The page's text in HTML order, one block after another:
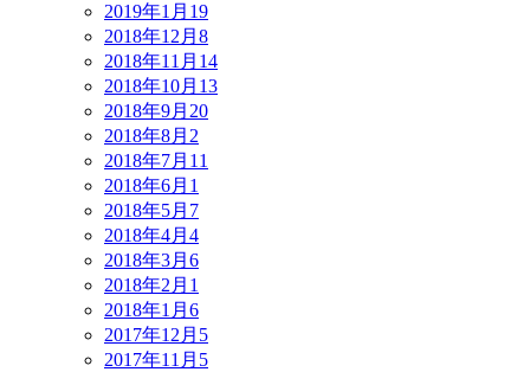
2019年1月 19
2018年12月 8
2018年11月 14
2018年10月 13
2018年9月 20
2018年8月 2
2018年7月 11
2018年6月 1
2018年5月 7
2018年4月 4
2018年3月 6
2018年2月 1
2018年1月 6
2017年12月 5
2017年11月 5